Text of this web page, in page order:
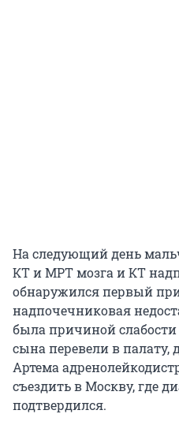
На следующий день
КТ и МРТ мозга и КТ
обнаружился первый
надпочечниковая
была причиной
сына перевели в палату,
Артема
съездить в Москву, где
подтвердился.